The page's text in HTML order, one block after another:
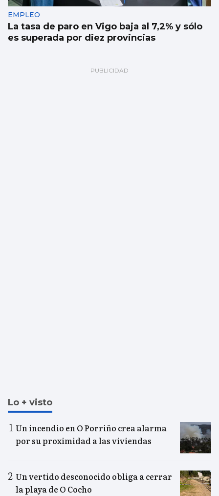
EMPLEO
La tasa de paro en Vigo baja al 7,2% y sólo
es superada por diez provincias
Lo + visto
Un incendio en O Porriño crea alarma
por su proximidad a las viviendas
Un vertido desconocido obliga a cerrar
la playa de O Cocho